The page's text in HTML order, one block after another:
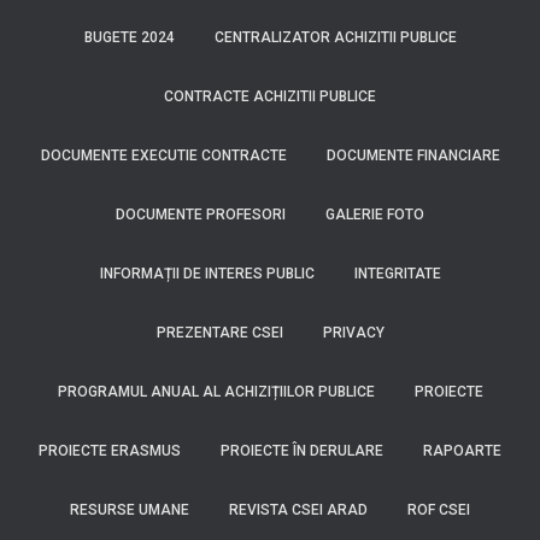
BUGETE 2024 CENTRALIZATOR ACHIZITII PUBLICE
CONTRACTE ACHIZITII PUBLICE
DOCUMENTE EXECUTIE CONTRACTE DOCUMENTE FINANCIARE
DOCUMENTE PROFESORI GALERIE FOTO
INFORMAȚII DE INTERES PUBLIC INTEGRITATE
PREZENTARE CSEI PRIVACY
PROGRAMUL ANUAL AL ACHIZIȚIILOR PUBLICE PROIECTE
PROIECTE ERASMUS PROIECTE ÎN DERULARE RAPOARTE
RESURSE UMANE REVISTA CSEI ARAD ROF CSEI